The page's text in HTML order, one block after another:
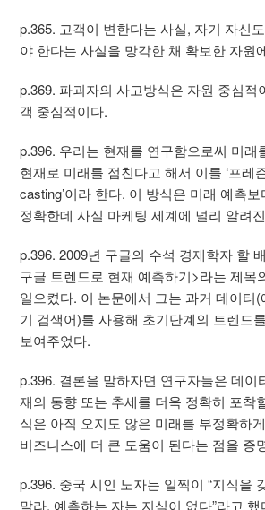
p.365. 고객이 변한다는 사실, 자기 자신
야 한다는 사실을 망각한 채 확보한 자원
p.369. 파괴자의 사고방식은 자원 중심적
객 중심적이다.
p.396. 우리는 현재를 연구함으로써 미래
현재로 미래를 점친다고 해서 이를 ‘프레
casting’이라 한다. 이 방식은 미래 예측
정확한데 사실 마케팅 세계에 널리 알려
p.396. 2009년 구글의 수석 경제학자 할
구글 트렌드로 현재 예측하기>라는 제목
일으켰다. 이 논문에서 그는 과거 데이터
기 검색어)를 사용해 초기단계의 트렌드
보여주었다.
p.396. 결론을 말하자면 연구자들은 데이
재의 동향 또는 추세를 더욱 정확히 포착
식은 아직 오지도 않은 미래를 부정확하
비즈니스에 더 큰 도움이 된다는 점을 증
p.396. 중국 시인 노자는 일찍이 “지식을
말라. 예측하는 자는 지식이 없다”라고 했